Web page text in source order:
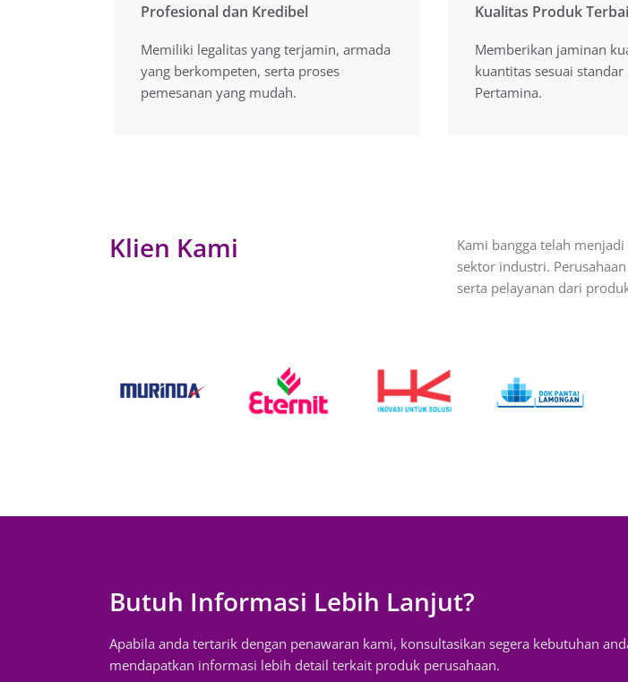
Profesional dan Kredibel
Memiliki legalitas yang terjamin, armada
yang berkompeten, serta proses
pemesanan yang mudah.
Profesional dan Kredibel
Memiliki legalitas yang terjamin, armada
yang berkompeten, serta proses
pemesanan yang mudah.
Kualitas Produk
Memberikan jaminan
kuantitas sesuai standar
Pertamina.
Kualitas Produk
Memberikan jaminan
kuantitas sesuai standar
Pertamina.
Klien Kami
Kami bangga telah
sektor industri.
serta pelayanan dari
Butuh Informasi Lebih Lanjut?
Apabila anda tertarik dengan penawaran kami, konsultasikan segera kebutuhan
mendapatkan informasi lebih detail terkait produk perusahaan.